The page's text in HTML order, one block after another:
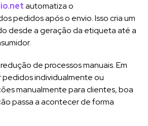
automatiza o
pedidos após o envio. Isso cria um
desde a geração da etiqueta até a
de processos manuais. Em
individualmente ou
manualmente para clientes, boa
passa a acontecer de forma